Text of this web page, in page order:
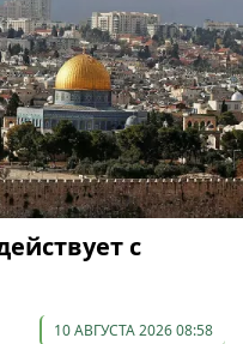
с
10 АВГУСТА 2026 08:58